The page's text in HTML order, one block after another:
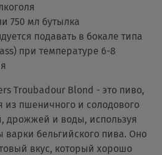
750 мл бутылка
подавать в бокале типа
при температуре 6-8
Troubadour Blond - это пиво,
из пшеничного и солодового
дрожжей и воды, используя
бельгийского пива. Оно
вкус, который хорошо